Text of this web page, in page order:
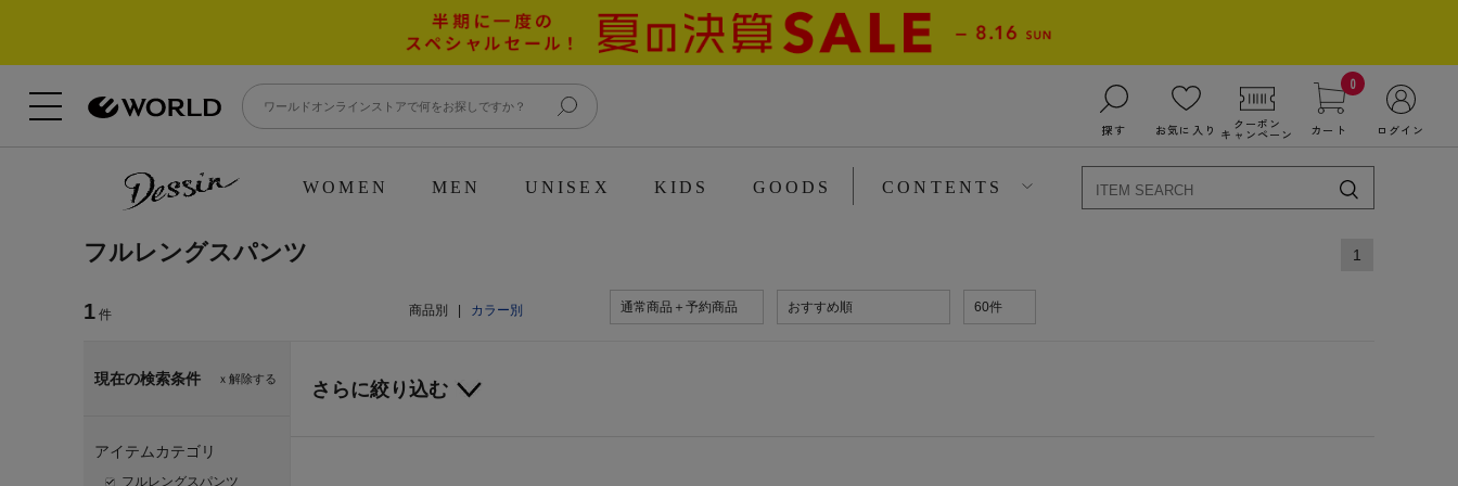
探す お気に入り クーポン
キャンペーン
0
カート ログイン
WOMEN MEN UNISEX KIDS GOODS CONTENTS
フルレングスパンツ
1 件 商品別 カラー別 通常商品＋予約商品 おすすめ順 60件
1
ｘ解除する
現在の検索条件
アイテムカテゴリ
フルレングスパンツ
さらに絞り込む